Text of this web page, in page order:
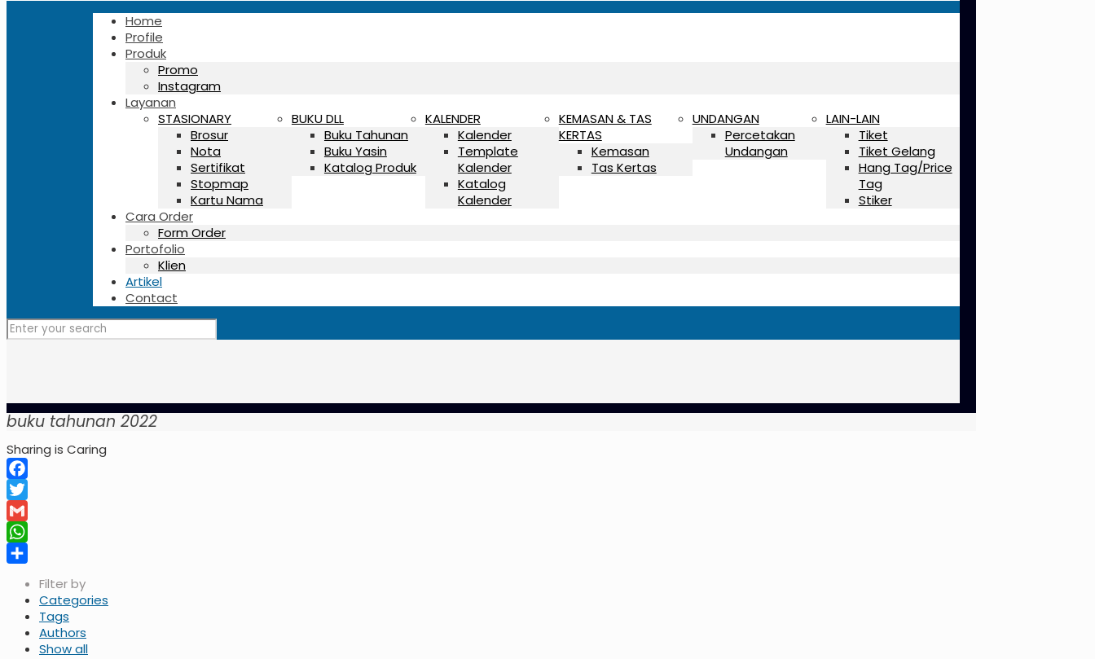
Home
Profile
Produk
Promo
Instagram
Layanan
STASIONARY
Brosur
Nota
Sertifikat
Stopmap
Kartu Nama
BUKU DLL
Buku Tahunan
Buku Yasin
Katalog Produk
KALENDER
Kalender
Template
Kalender
Katalog
Kalender
KEMASAN & TAS
KERTAS
Kemasan
Tas Kertas
UNDANGAN
Percetakan
Undangan
LAIN-LAIN
Tiket
Tiket Gelang
Hang Tag/Price
Tag
Stiker
Cara Order
Form Order
Portofolio
Klien
Artikel
Contact
buku tahunan 2022
Sharing is Caring
Facebook
Twitter
Gmail
WhatsApp
Filter by
Categories
Tags
Authors
Show all